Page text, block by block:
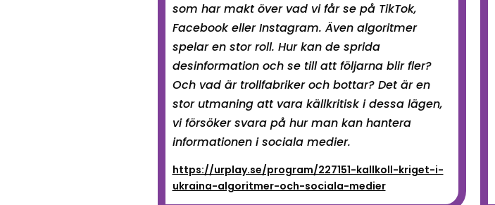
som har makt över vad vi får se på TikTok,
Facebook eller Instagram. Även algoritmer
spelar en stor roll. Hur kan de sprida
desinformation och se till att följarna blir fler?
Och vad är trollfabriker och bottar? Det är en
stor utmaning att vara källkritisk i dessa lägen,
vi försöker svara på hur man kan hantera
informationen i sociala medier.
https://urplay.se/program/227151-kallkoll-kriget-i-
ukraina-algoritmer-och-sociala-medier